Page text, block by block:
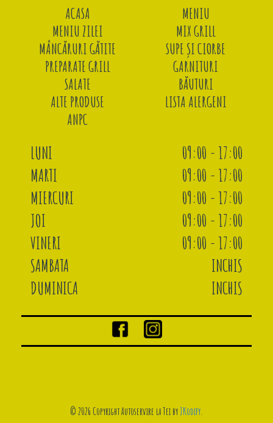
ACASA
MENIU
MENIU ZILEI
MIX GRILL
MÂNCĂRURI GĂTITE
SUPE ȘI CIORBE
PREPARATE GRILL
GARNITURI
SALATE
BĂUTURI
ALTE PRODUSE
LISTA ALERGENI
ANPC
LUNI
09:00 - 17:00
MARTI
09:00 - 17:00
MIERCURI
09:00 - 17:00
JOI
09:00 - 17:00
VINERI
09:00 - 17:00
SAMBATA
INCHIS
DUMINICA
INCHIS
© 2026 Copyright Autoservire la Tei byJKodify.